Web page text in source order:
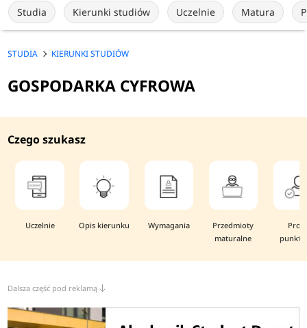
Studia Kierunki studiów Uczelnie Matura
STUDIA KIERUNKI STUDIÓW
GOSPODARKA CYFROWA
Czego szukasz
Uczelnie Opis kierunku Wymagania
Przedmioty
maturalne
Dalsza część pod reklamą